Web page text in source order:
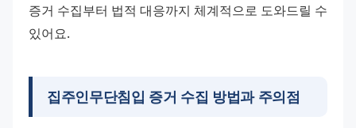
증거 수집부터 법적 대응까지 체계적으로 도와드릴 수
있어요.
집주인무단침입 증거 수집 방법과 주의점